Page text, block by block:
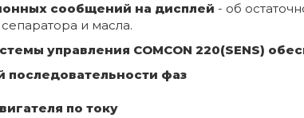
сообщений на дисплей - об
и масла.
управления COMCON 220(SENS)
последовательности фаз
по току